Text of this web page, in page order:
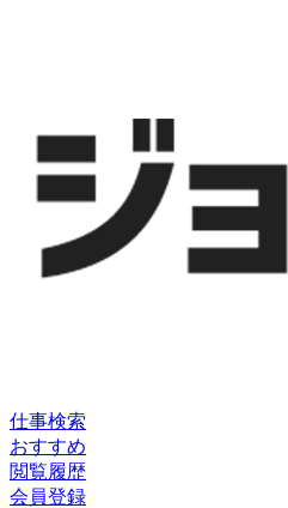
仕事検索
おすすめ
閲覧履歴
会員登録